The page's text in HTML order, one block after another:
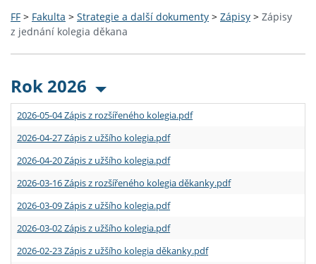
FF > Fakulta > Strategie a další dokumenty > Zápisy > Zápisy
z jednání kolegia děkana
Rok 2026
2026-05-04 Zápis z rozšířeného kolegia.pdf
2026-04-27 Zápis z užšího kolegia.pdf
2026-04-20 Zápis z užšího kolegia.pdf
2026-03-16 Zápis z rozšířeného kolegia děkanky.pdf
2026-03-09 Zápis z užšího kolegia.pdf
2026-03-02 Zápis z užšího kolegia.pdf
2026-02-23 Zápis z užšího kolegia děkanky.pdf